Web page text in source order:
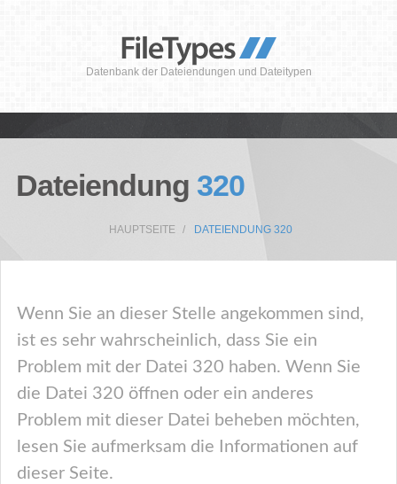
Datenbank der Dateiendungen und Dateitypen
Dateiendung 320
HAUPTSEITE DATEIENDUNG 320
Wenn Sie an dieser Stelle angekommen sind,
ist es sehr wahrscheinlich, dass Sie ein
Problem mit der Datei 320 haben. Wenn Sie
die Datei 320 öffnen oder ein anderes
Problem mit dieser Datei beheben möchten,
lesen Sie aufmerksam die Informationen auf
dieser Seite.